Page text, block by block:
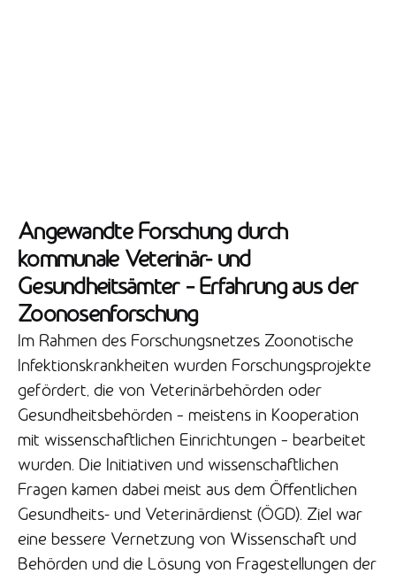
Angewandte Forschung durch
kommunale Veterinär- und
Gesundheitsämter – Erfahrung aus der
Zoonosenforschung
Im Rahmen des Forschungsnetzes Zoonotische
Infektionskrankheiten wurden Forschungsprojekte
gefördert, die von Veterinärbehörden oder
Gesundheitsbehörden – meistens in Kooperation
mit wissenschaftlichen Einrichtungen – bearbeitet
wurden. Die Initiativen und wissenschaftlichen
Fragen kamen dabei meist aus dem Öffentlichen
Gesundheits- und Veterinärdienst (ÖGD). Ziel war
eine bessere Vernetzung von Wissenschaft und
Behörden und die Lösung von Fragestellungen der